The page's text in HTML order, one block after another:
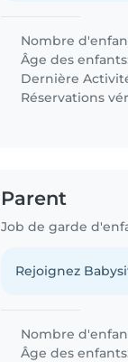
Nombre
Âge des
Dernière
Réservations
Parent
Job de garde
Rejoignez
Nombre
Âge des